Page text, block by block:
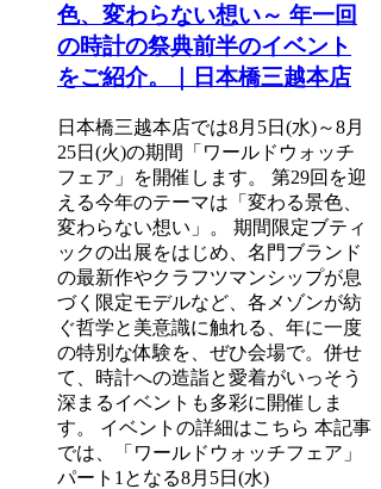
色、変わらない想い～ 年一回
の時計の祭典前半のイベント
をご紹介。｜日本橋三越本店
日本橋三越本店では8月5日(水)～8月
25日(火)の期間「ワールドウォッチ
フェア」を開催します。 第29回を迎
える今年のテーマは「変わる景色、
変わらない想い」。 期間限定ブティ
ックの出展をはじめ、名門ブランド
の最新作やクラフツマンシップが息
づく限定モデルなど、各メゾンが紡
ぐ哲学と美意識に触れる、年に一度
の特別な体験を、ぜひ会場で。併せ
て、時計への造詣と愛着がいっそう
深まるイベントも多彩に開催しま
す。 イベントの詳細はこちら 本記事
では、「ワールドウォッチフェア」
パート1となる8月5日(水)